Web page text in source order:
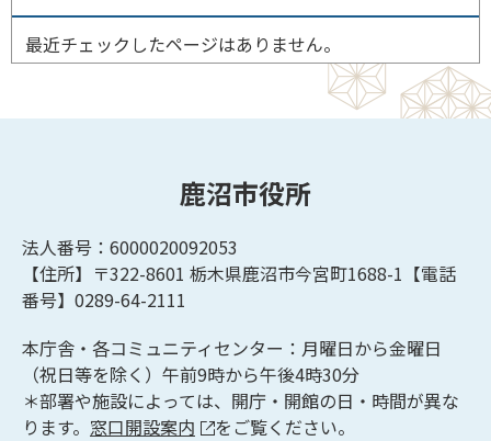
最近チェックしたページはありません。
鹿沼市役所
法人番号：6000020092053
【住所】〒322-8601 栃木県鹿沼市今宮町1688-1【電話
番号】0289-64-2111
本庁舎・各コミュニティセンター：月曜日から金曜日
（祝日等を除く）午前9時から午後4時30分
＊部署や施設によっては、開庁・開館の日・時間が異な
ります。 窓口開設案内 をご覧ください。